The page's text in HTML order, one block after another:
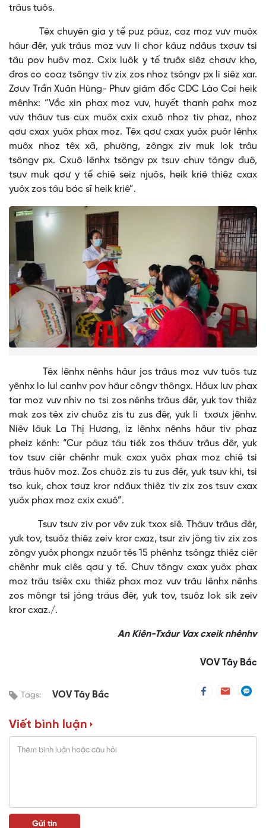
trâus tuôs.
Têx chuyên gia y tế puz pâuz, caz moz vưv muôx
hâur đêr, yưk trâus moz vưv li chor kâuz ndâus txơưv tsi
tâu pov huôv moz. Cxix luôk y tế truôx siêz chơưv kho,
đros co coaz tsôngv tiv zix zos nhoz tsôngv px li siêz xar.
Zơưv Trần Xuân Hùng- Phưv giám đốc CDC Lào Cai heik
mênhx: “Vắc xin phax moz vưv, huyết thanh pahx moz
vưv thâuv tưs cux muôx cxix cxuô nhoz tiv phaz, nhoz
qơư cxax yuôx phax moz. Têx qơư cxax yuôx puôr lênhx
muôx nhoz têx xã, phường, zôngx ziv muk lok trâu
tsôngv px. Cxuô lênhx tsôngv px tsuv chuv tôngv đuô,
tsuv muk qơư y tế chiê seiz njuôs, heik kriê thiêz cxax
yuôx zos tâu bác sĩ heik kriê”.
Têx lênhx nênhs hâur jos trâus moz vưv tuôs tưz
yênhx lo lul canhv pov hâur côngv thôngx. Hâux lưv phax
tar moz vưv nhiv no tsi zos nênhs trâus đêr, yưk tov thiêz
mak zos têx ziv chuôz zis tu zus đêr, yưk li txơưx jênhv.
Niêv lâuk La Thị Hương, iz lênhx nênhs hâur tiv phaz
pheiz kênh: “Cur pâuz tâu tiêk zos thâuv trâus đêr, yưk
tov tsuv ciêr chênhr muk cxax yuôx phax moz chiê tsi
trâus huôv moz. Zos chuôz zis tu zus đêr, yưk tsuv khi, tsi
tso kuk, chox tơưz kror ndâux thiêz tiv zix zos tsuv cxax
yuôx phax moz cxix cxuô”.
Tsuv tsưv ziv por vêv zuk txox siê. Thâuv trâus đêr,
yưk tov, tsuôz thiêz zeiv kror cxaz, tsưr ziv jông tiv zix zos
zôngv yuôx phongx nzuôr tês 15 phênhz tsôngz thiêz ciêr
chênhr muk ciês qơư y tế. Chuv tôngv cxax yuôx phax
moz trâu tsiêx cxu thiêz phax moz vưv trâu lênhx nênhs
zos môngr tsi jông trâus đêr, yưk tov, tsuôz lok sik zeiv
kror cxaz./.
An Kiên-Txâur Vax cxeik nhênhv
VOV Tây Bắc
Tags: VOV Tây Bắc
Viết bình luận